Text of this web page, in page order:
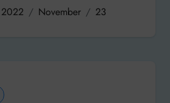
2022 November 23